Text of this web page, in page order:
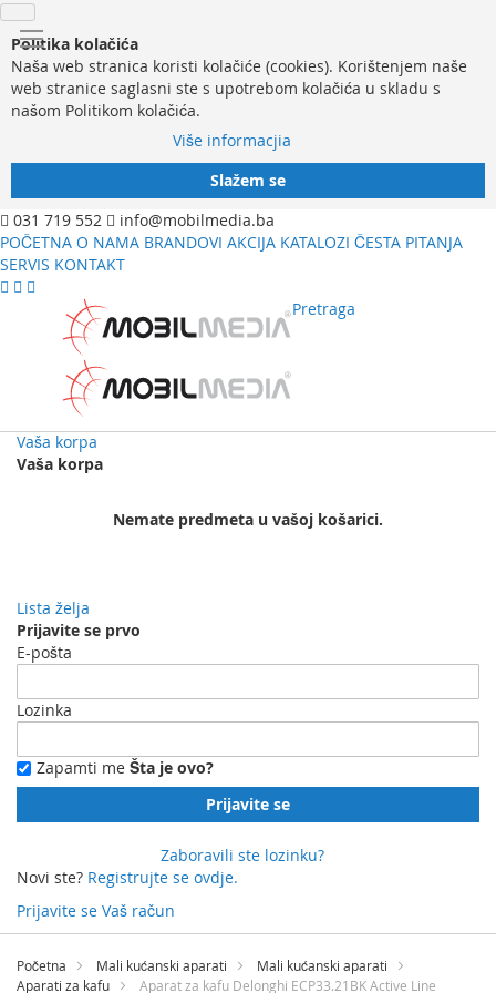
Politika kolačića
Naša web stranica koristi kolačiće (cookies). Korištenjem naše
web stranice saglasni ste s upotrebom kolačića u skladu s
našom Politikom kolačića.
Više informacjia
Slažem se
031 719 552
info@mobilmedia.ba
POČETNA O NAMA BRANDOVI AKCIJA KATALOZI ČESTA PITANJA
SERVIS KONTAKT
Pretraga
Vaša korpa
Vaša korpa
Nemate predmeta u vašoj košarici.
Lista želja
Prijavite se prvo
E-pošta
Lozinka
Zapamti me Šta je ovo?
Prijavite se
Zaboravili ste lozinku?
Novi ste? Registrujte se ovdje.
Prijavite se Vaš račun
Preskočite
sadržaj
Početna Mali kućanski aparati
Mali kućanski aparati
Aparati za kafu
Aparat za kafu Delonghi ECP33.21BK Active Line